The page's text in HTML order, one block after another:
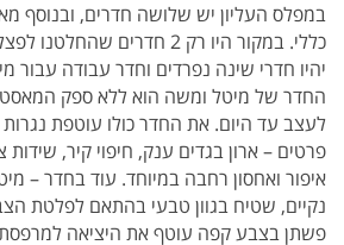
במפלס העליון יש שלושה חדרים, ובנוסף
כללי. במקור היו רק 2 חדרים
יהיו חדרי שינה נפרדים וחדר עבודה עבור
החדר של מיטל ומשה הוא ללא ספק
לעצב עד היום. את החדר כולו עוטפת
פרטים – ארון בגדים ענק, חיפוי קיר,
איפור ואחסון רחבה במיוחד. עוד בחדר –
נקיים, שטיח בגוון טבעי בהתאם לפלטת
פשתן בצבע קפה עוטף את היציאה